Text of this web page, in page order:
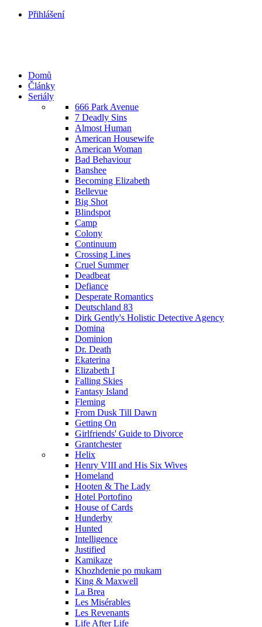
Přihlášení
Domů
Články
Seriály
666 Park Avenue
7 Deadly Sins
Almost Human
American Housewife
American Woman
Bad Behaviour
Banshee
Becoming Elizabeth
Bellevue
Big Shot
Blindspot
Camp
Colony
Continuum
Crossing Lines
Cruel Summer
Deadbeat
Defiance
Desperate Romantics
Deutschland 83
Dirk Gently's Holistic Detective Agency
Domina
Dominion
Dr. Death
Ekaterina
Elizabeth I
Falling Skies
Fantasy Island
Fleming
From Dusk Till Dawn
Getting On
Girlfriends' Guide to Divorce
Grantchester
Helix
Henry VIII and His Six Wives
Homeland
Hooten & The Lady
Hotel Portofino
House of Cards
Hunderby
Hunted
Intelligence
Justified
Kamikaze
Khozhdenie po mukam
King & Maxwell
La Brea
Les Misérables
Les Revenants
Life After Life